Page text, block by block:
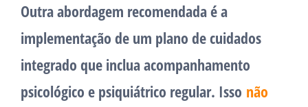
Outra abordagem recomendada é a
implementação de um plano de cuidados
integrado que inclua acompanhamento
psicológico e psiquiátrico regular. Isso não